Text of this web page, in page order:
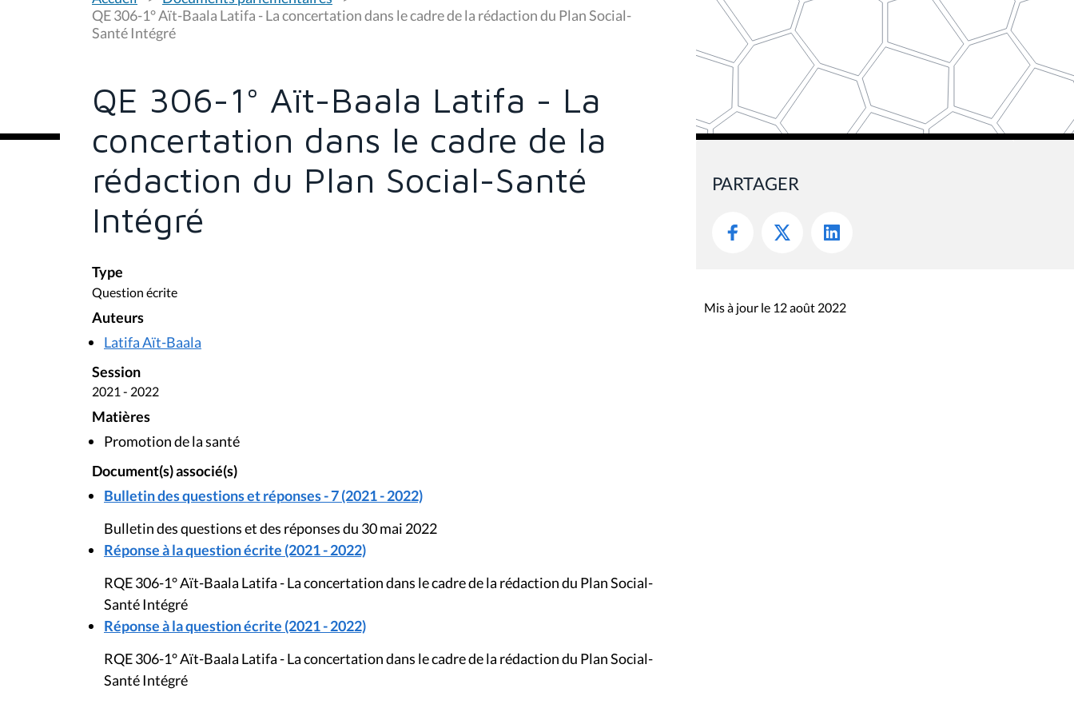
u
s
ê
c
:
QE 306-1° Aït-Baala Latifa - La concertation dans le cadre de la rédaction du Plan Social-
Santé Intégré
QE 306-1° Aït-Baala Latifa - La
concertation dans le cadre de la
rédaction du Plan Social-Santé
Intégré
Type
Question écrite
Auteurs
Latifa Aït-Baala
Session
2021 - 2022
Matières
Promotion de la santé
Document(s) associé(s)
Bulletin des questions et réponses - 7 (2021 - 2022)
Bulletin des questions et des réponses du 30 mai 2022
Réponse à la question écrite (2021 - 2022)
RQE 306-1° Aït-Baala Latifa - La concertation dans le cadre de la rédaction du Plan Social-
Santé Intégré
Réponse à la question écrite (2021 - 2022)
RQE 306-1° Aït-Baala Latifa - La concertation dans le cadre de la rédaction du Plan Social-
Santé Intégré
PARTAGER
Mis à jour le 12 août 2022